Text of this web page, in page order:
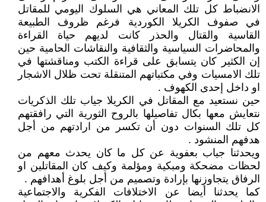
الانضباط كل تلك المعاني هي السلوك اليومي للمقاتل
في صفوف الكريلا الكوردية فرغم ظروف الطبيعة
القاسية والقتال والحذر كانت لديهم حياة القراءة
والمحاضرات السياسية والثقافية والنقاشات الحامية حين
إن الكثير كان يتسابق على قراءة الكتب ومناقشتها في
تلك الامسيات وفي مكتباتهم المتنقلة تحت ظلال الاشجار
او داخل إحدى الكهوف .
حين نستعيد مع المقاتل في الكريلا جياب تلك الذكريات
نتعايش معها بكال تفاصيلها بالروح الثورية التي رافقتهم
كل تلك السنوات دون أن تكسر من ارادتهم من أجل
هدفهم المنشود .
ويحدثنا جياب بعفوية عن كل ما كان يحدث معهم من
لحظات مضحكة ومبكية ومؤلمة وكيف كان المقاتلين او
الرفاق يتجاوزنها بإرادة وتصميم من أجل بلوغ أهدافهم .
كما يحدثنا أيضا عن الاختلافات الفكرية والاجتماعية